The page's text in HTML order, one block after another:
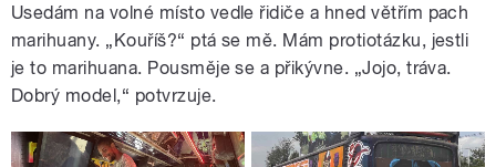
Usedám na volné místo vedle řidiče a hned větřím pach
marihuany. „Kouříš?“ ptá se mě. Mám protiotázku, jestli
je to marihuana. Pousměje se a přikývne. „Jojo, tráva.
Dobrý model,“ potvrzuje.